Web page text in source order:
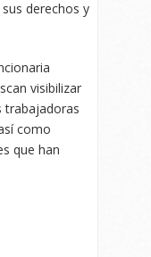
derechos y
visibilizar
trabajadoras
como
que han